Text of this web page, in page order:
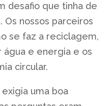
desafio que tinha de
nossos parceiros
se faz a reciclagem,
água e energia e os
circular.
uma boa